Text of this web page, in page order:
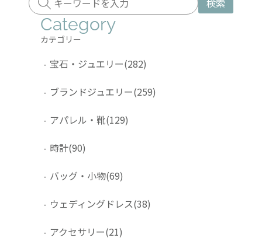
検索
Category
カテゴリー
- 宝石・ジュエリー(282)
- ブランドジュエリー(259)
- アパレル・靴(129)
- 時計(90)
- バッグ・小物(69)
- ウェディングドレス(38)
- アクセサリー(21)